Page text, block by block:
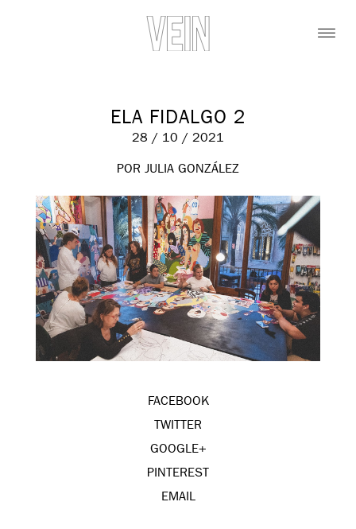
ELA FIDALGO 2
28 / 10 / 2021
POR JULIA GONZÁLEZ
FACEBOOK
TWITTER
GOOGLE+
PINTEREST
EMAIL